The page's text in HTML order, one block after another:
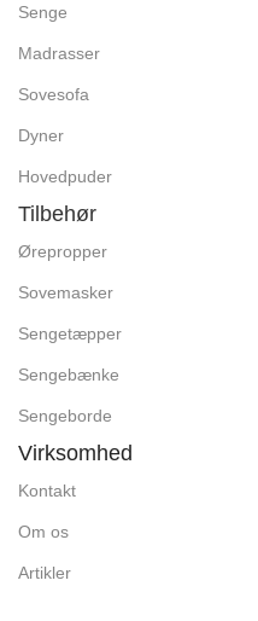
Senge
Madrasser
Sovesofa
Dyner
Hovedpuder
Tilbehør
Ørepropper
Sovemasker
Sengetæpper
Sengebænke
Sengeborde
Virksomhed
Kontakt
Om os
Artikler